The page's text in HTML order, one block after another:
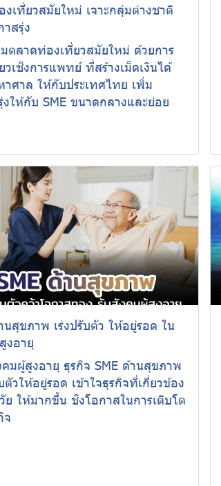
งเที่ยวสมัยใหม่ เจาะกลุ่มต่างชาติ
าสรุ่ง
มตลาดท่องเที่ยวสมัยใหม่ ด้วยการ
วเชิงการแพทย์ ที่สร้างเม็ดเงินได้
าศาล ให้กับประเทศไทย เพิ่ม
งให้กับ SME ขนาดกลางและย่อย
นสุขภาพ เร่งปรับตัว ให้อยู่รอด ใน
งอายุ
คมผู้สูงอายุ ธุรกิจ SME ด้านสุขภาพ
ตัวให้อยู่รอด เข้าใจธุรกิจที่เกี่ยวข้อง
ย ให้มากขึ้น ชิงโอกาสในการเติบโต
จ